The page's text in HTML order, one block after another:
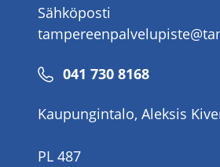
Sähköposti
Puhelinnumero
041 730 8168
Kaupungintalo, Aleksis
PL 487